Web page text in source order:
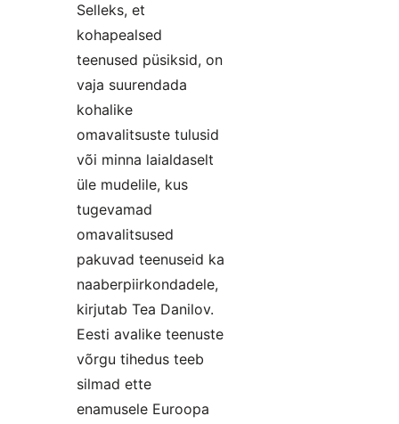
Selleks, et
kohapealsed
teenused püsiksid, on
vaja suurendada
kohalike
omavalitsuste tulusid
või minna laialdaselt
üle mudelile, kus
tugevamad
omavalitsused
pakuvad teenuseid ka
naaberpiirkondadele,
kirjutab Tea Danilov.
Eesti avalike teenuste
võrgu tihedus teeb
silmad ette
enamusele Euroopa